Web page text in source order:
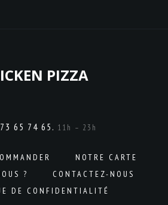
PIZZA
65 74 65. 11h – 23h
NOTRE CARTE
?
CONTACTEZ-NOUS
DE CONFIDENTIALITÉ